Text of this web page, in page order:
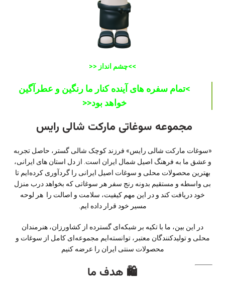
>>چشم انداز <<
>تمام سفره های آینده کنار ما رنگین و عطرآگین
خواهد بود<<
مجموعه سوغاتی مارکت شالی رایس
«سوغات مارکت شالی رایس» فرزند کوچک شالی گستر، حاصل تجربه
و عشق ما به فرهنگ اصیل شمال ایران است. از دل استان های ایرانی،
بهترین محصولات محلی و سوغات اصیل ایرانی را گردآوری کرده‌ایم تا
بی واسطه و مستقیم بدونه رنج سفر هر سوغاتی که بخواهد درب منزل
خود دریافت کند و در این مهم کیفیت، سلامت و اصالت را هر لوحه
مسیر خود قرار داده ایم.
در این بین، ما با تکیه بر شبکه‌ای گسترده از کشاورزان، هنرمندان
محلی و تولیدکنندگان معتبر، توانسته‌ایم مجموعه‌ای کامل از سوغات و
محصولات سنتی ایران را عرضه کنیم
🛍 هدف ما